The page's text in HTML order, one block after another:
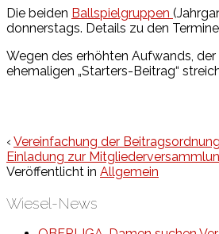
Die beiden Ballspielgruppen
donnerstags. Details zu den
Wegen des erhöhten Aufwands,
ehemaligen „Starters-Beitrag“
‹ Vereinfachung der Beitragsordnung
Einladung zur
Veröffentlicht in Allgemein
Wiesel-News